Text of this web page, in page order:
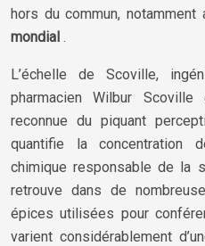
hors du commun,
mondial .
L’échelle de Scoville,
pharmacien Wilbur
reconnue du piquant
quantifie la concentration
chimique responsable de la
retrouve dans de
épices utilisées pour
varient considérablement